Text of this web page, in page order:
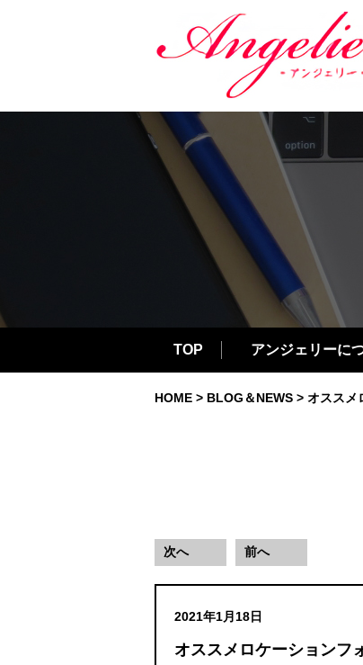
TOP アンジェリーに
HOME > BLOG＆NEWS > オススメ
次へ 前へ
2021年1月18日
オススメロケーションフ